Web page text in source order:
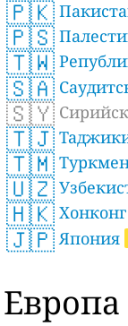
🇵🇰
🇵🇸
🇹🇼
🇸🇦
🇸🇾
🇹🇯
🇹🇲
🇺🇿
🇭🇰 Хонконг
🇯🇵 Япония
Европа